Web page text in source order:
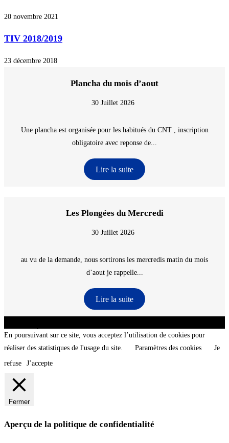
20 novembre 2021
TIV 2018/2019
23 décembre 2018
Plancha du mois d’aout
30 Juillet 2026
Une plancha est organisée pour les habitués du CNT , inscription
obligatoire avec reponse de...
Lire la suite
Les Plongées du Mercredi
30 Juillet 2026
au vu de la demande, nous sortirons les mercredis matin du mois
d’aout je rappelle...
Lire la suite
En poursuivant sur ce site, vous acceptez l’utilisation de cookies pour
réaliser des statistiques de l'usage du site.
Paramètres des cookies
Je
refuse
J’accepte
Fermer
Aperçu de la politique de confidentialité